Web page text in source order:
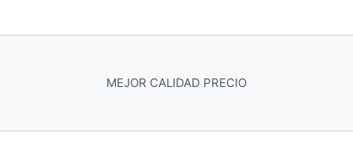
MEJOR CALIDAD PRECIO